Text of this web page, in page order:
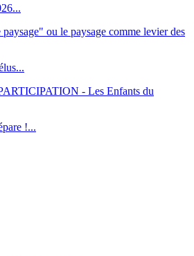
ou le paysage comme levier des
- Les Enfants du
!...